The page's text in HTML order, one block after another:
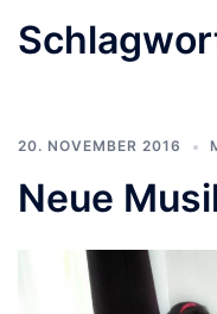
20. NOVEMBER 2016
Neue